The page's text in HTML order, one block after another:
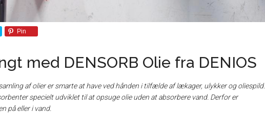
Pin
med DENSORB Olie fra DENIOS
af olier er smarte at have ved hånden i tilfælde af lækager, ulykker og oliespild.
specielt udviklet til at opsuge olie uden at absorbere vand. Derfor er
på eller i vand.